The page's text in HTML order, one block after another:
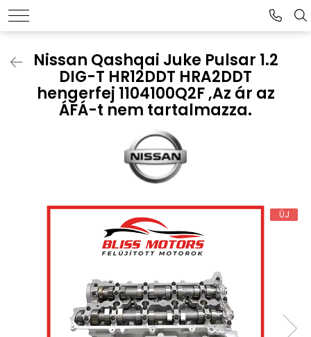
Nissan Qashqai Juke Pulsar 1.2
DIG-T HR12DDT HRA2DDT
hengerfej 1104100Q2F ,Az ár az
ÁFÁ-t nem tartalmazza.
ÚJ